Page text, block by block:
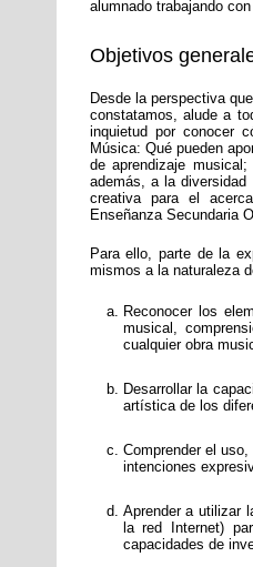
alumnado trabajando
Objetivos
Desde la perspectiva
constatamos, alude a
inquietud por conocer
Música: Qué pueden
de aprendizaje
además, a la
creativa para el
Enseñanza Secundaria
Para ello, parte de la
mismos a la naturaleza
Reconocer los
musical,
cualquier obra
Desarrollar la
artística de los
Comprender el
intenciones
Aprender a utilizar
la red Internet)
capacidades de